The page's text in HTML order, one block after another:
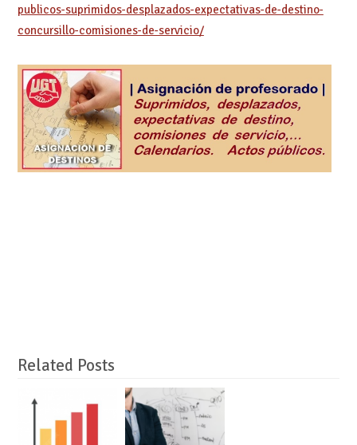
publicos-suprimidos-desplazados-expectativas-de-destino-
concursillo-comisiones-de-servicio/
Related Posts